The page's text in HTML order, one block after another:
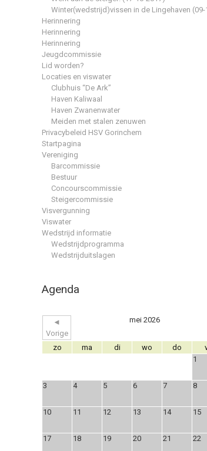
Winter(wedstrijd)vissen in de Lingehaven (09-
Herinnering
Herinnering
Herinnering
Jeugdcommissie
Lid worden?
Locaties en viswater
Clubhuis “De Ark”
Haven Kaliwaal
Haven Zwanenwater
Meiden met stalen zenuwen
Privacybeleid HSV Gorinchem
Startpagina
Vereniging
Barcommissie
Bestuur
Concourscommissie
Steigercommissie
Visvergunning
Viswater
Wedstrijd informatie
Wedstrijdprogramma
Wedstrijduitslagen
Agenda
◄
Vorige
mei 2026
zo
ma di wo do
1
3 4 5 6 7 8
10 11 12 13 14 15
17 18 19 20 21 22